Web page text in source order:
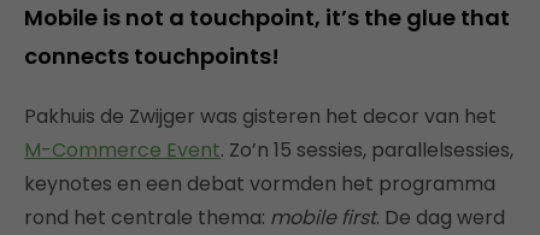
Mobile is not a touchpoint, it’s the glue that
connects touchpoints!
Pakhuis de Zwijger was gisteren het decor van het
M-Commerce Event. Zo’n 15 sessies, parallelsessies,
keynotes en een debat vormden het programma
rond het centrale thema: mobile first. De dag werd